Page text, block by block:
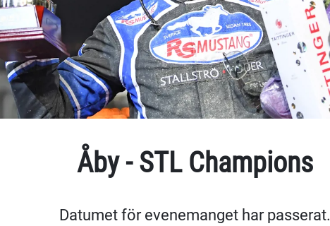
Åby - STL Champions
Datumet för evenemanget har passerat.